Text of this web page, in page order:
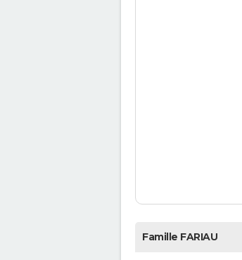
Famille FARIAU